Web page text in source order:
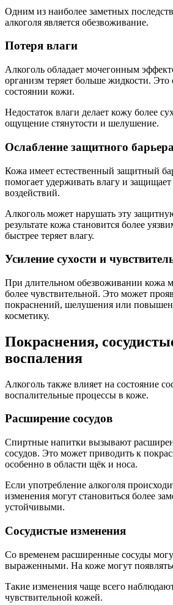
Одним из наиболее заметных
алкоголя является обезвоживание.
Потеря влаги
Алкоголь обладает мочегонным
организм теряет больше жидкости. Это
состоянии кожи.
Недостаток влаги делает кожу более
ощущение стянутости и шелушение.
Ослабление защитного барьера
Кожа имеет естественный защитный
помогает удерживать влагу и
воздействий.
Алкоголь может нарушать эту
результате кожа становится более
быстрее теряет влагу.
Усиление сухости и
При длительном обезвоживании кожа
более чувствительной. Это может
покраснений, шелушения или
косметику.
Покраснения,
воспаления
Алкоголь также влияет на состояние
воспалительные процессы в коже.
Расширение сосудов
Спиртные напитки вызывают
сосудов. Это может приводить к
особенно в области щёк и носа.
Если употребление алкоголя
изменения могут становиться более
устойчивыми.
Сосудистые изменения
Со временем расширенные сосуды
выраженными. На коже могут
Такие изменения чаще всего
чувствительной кожей.